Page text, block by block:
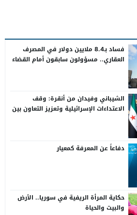
فساد بـ8.4 ملايين دولار في المصرف
العقاري.. مسؤولون سابقون أمام القضاء
الشيباني وفيدان من أنقرة: وقف
الاعتداءات الإسرائيلية وتعزيز التعاون بين
دفاعاً عن المعرفة كمعيار
حكاية المرأة الريفية في سوريا.. الأرض
والبيت والحياة